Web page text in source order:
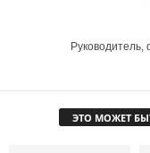
ЭТО МОЖЕТ